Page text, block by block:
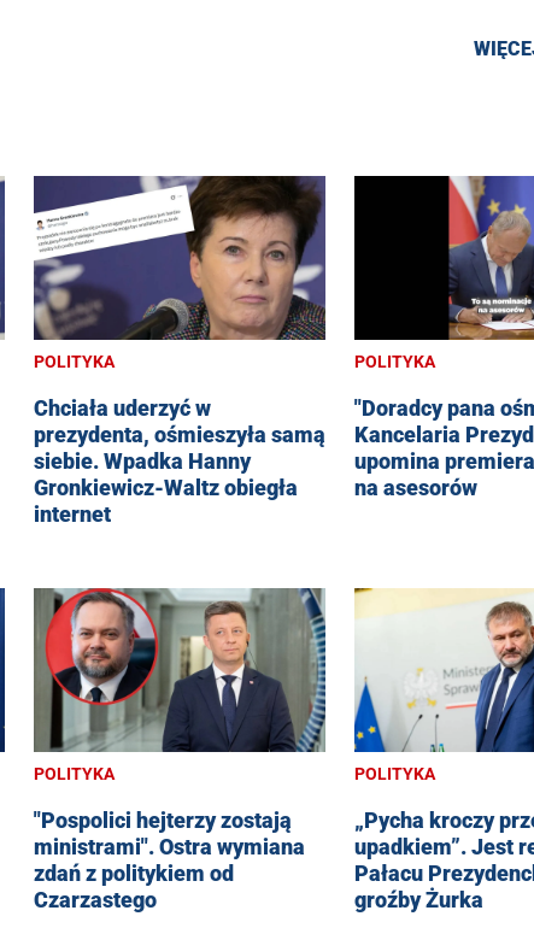
POLITYKA
Chciała uderzyć w
prezydenta, ośmieszyła samą
siebie. Wpadka Hanny
Gronkiewicz-Waltz obiegła
internet
POLITYKA
"Doradcy pana
Kancelaria
upomina
na asesorów
POLITYKA
"Pospolici hejterzy zostają
ministrami". Ostra wymiana
zdań z politykiem od
Czarzastego
POLITYKA
„Pycha kroczy
upadkiem”. Jest
Pałacu
groźby Żurka